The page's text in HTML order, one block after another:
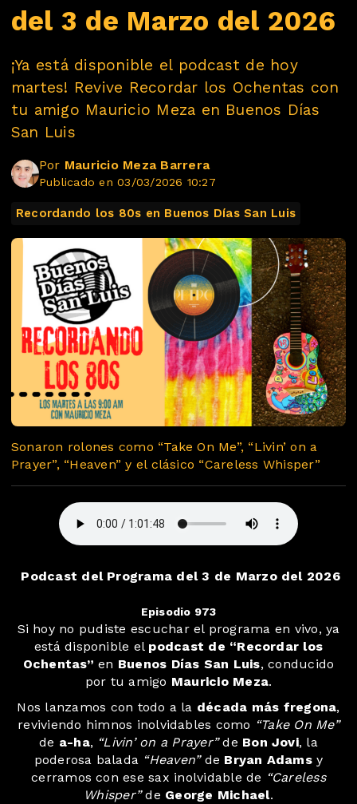
del 3 de Marzo del 2026
¡Ya está disponible el podcast de hoy
martes! Revive Recordar los Ochentas con
tu amigo Mauricio Meza en Buenos Días
San Luis
Por Mauricio Meza Barrera
Publicado en 03/03/2026 10:27
Recordando los 80s en Buenos Días San Luis
Sonaron rolones como “Take On Me”, “Livin’ on a
Prayer”, “Heaven” y el clásico “Careless Whisper”
Podcast del Programa del 3 de Marzo del 2026
Episodio 973
Si hoy no pudiste escuchar el programa en vivo, ya
está disponible el podcast de “Recordar los
Ochentas” en Buenos Días San Luis, conducido
por tu amigo Mauricio Meza.
Nos lanzamos con todo a la década más fregona,
reviviendo himnos inolvidables como “Take On Me”
de a-ha, “Livin’ on a Prayer”de Bon Jovi, la
poderosa balada “Heaven”de Bryan Adamsy
cerramos con ese sax inolvidable de “Careless
Whisper”de George Michael.